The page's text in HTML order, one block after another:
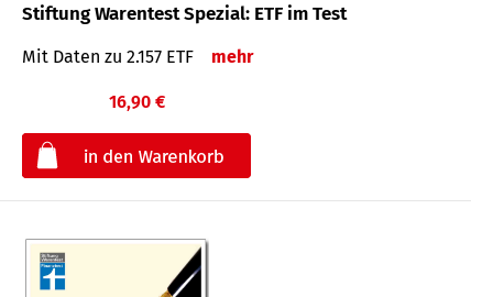
Stiftung Warentest Spezial: ETF im Test
Mit Daten zu 2.157 ETF mehr
16,90 €